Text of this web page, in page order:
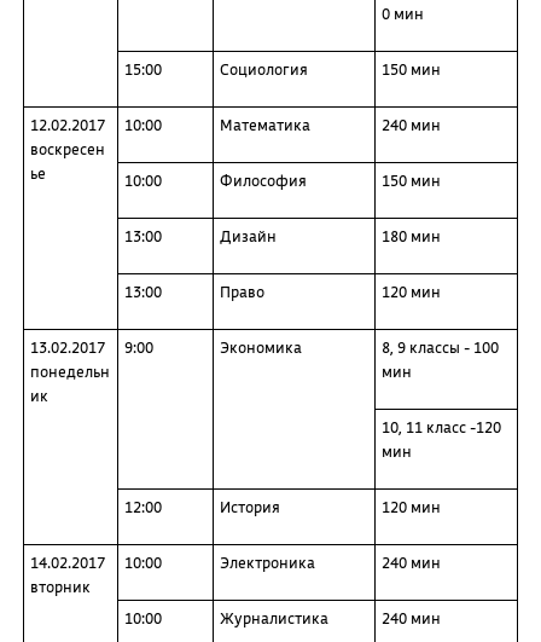
0 мин
15:00 Социология 150 мин
12.02.2017
воскресен
ье
10:00 Математика 240 мин
10:00 Философия 150 мин
13:00 Дизайн 180 мин
13:00 Право 120 мин
13.02.2017
понедельн
ик
9:00 Экономика
8, 9 классы - 100
мин
10, 11 класс -120
мин
12:00 История 120 мин
14.02.2017
вторник
10:00 Электроника 240 мин
10:00 Журналистика 240 мин